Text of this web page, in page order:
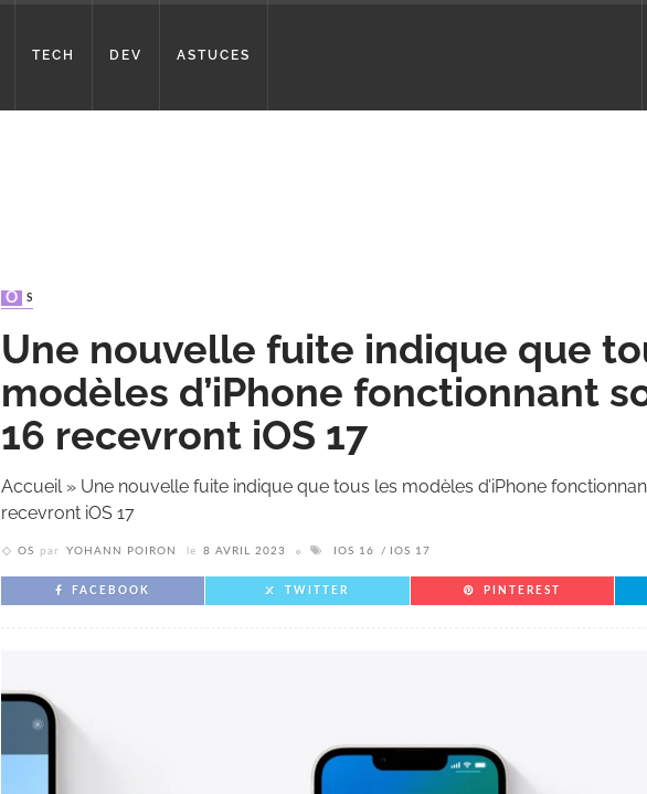
TECH DEV ASTUCES
OS
Une nouvelle fuite indique que
modèles d’iPhone fonctionnant
16 recevront iOS 17
Accueil» Une nouvelle fuite indique que tous les modèles d’iPhone
recevront iOS 17
OS par YOHANN POIRON le 8 AVRIL 2023 IOS 16 IOS 17
FACEBOOK TWITTER PINTEREST